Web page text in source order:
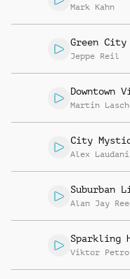
Mark Kahn
Green
Jeppe Reil
Downtown
Martin
City
Alex Laudani
Suburban
Alan Jay
Sparkling
Viktor